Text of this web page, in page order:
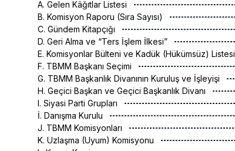
A. Gelen Kâğıtlar Listesi
B. Komisyon Raporu (Sıra Sayısı)
C. Gündem Kitapçığı
D. Geri Alma ve “Ters İşlem İlkesi”
E. Komisyonlar Bülteni ve Kadük (Hükümsüz) Listesi
F. TBMM Başkanı Seçimi
G. TBMM Başkanlık Divanının Kuruluş ve İşleyişi
H. Geçici Başkan ve Geçici Başkanlık Divanı
I. Siyasi Parti Grupları
İ. Danışma Kurulu
J. TBMM Komisyonları
K. Uzlaşma (Uyum) Komisyonu